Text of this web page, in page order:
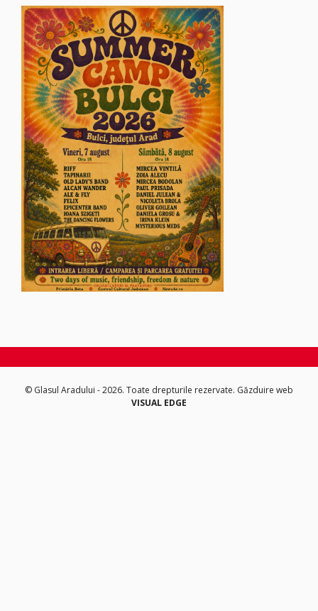
© Glasul Aradului - 2026. Toate drepturile rezervate. Găzduire web
VISUAL EDGE